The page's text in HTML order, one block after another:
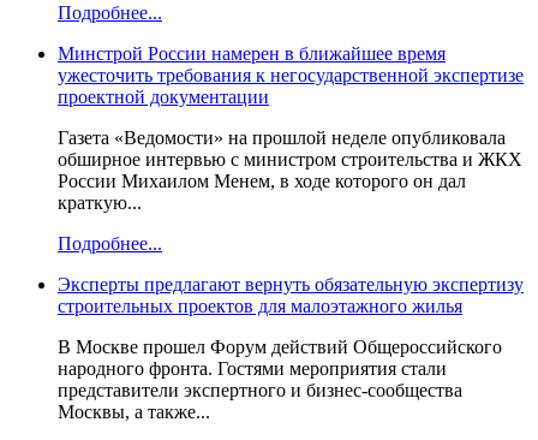
Подробнее...
Минстрой России намерен в ближайшее время
ужесточить требования к негосударственной экспертизе
проектной документации
Газета «Ведомости» на прошлой неделе опубликовала
обширное интервью с министром строительства и ЖКХ
России Михаилом Менем, в ходе которого он дал
краткую...
Подробнее...
Эксперты предлагают вернуть обязательную экспертизу
строительных проектов для малоэтажного жилья
В Москве прошел Форум действий Общероссийского
народного фронта. Гостями мероприятия стали
представители экспертного и бизнес-сообщества
Москвы, а также...